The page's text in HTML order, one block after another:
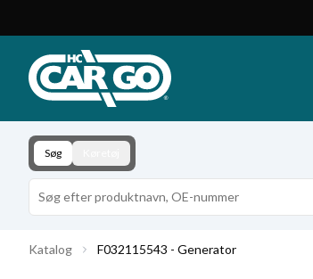
Download
Kontakt
Søg
Katalog F032115543 - Generator